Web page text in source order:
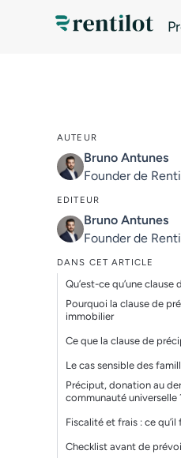
AUTEUR
Bruno Antunes
Founder de
EDITEUR
Bruno Antunes
Founder de
DANS CET ARTICLE
Qu’est-ce qu’une clause
Pourquoi la clause de
immobilier
Ce que la clause de
Le cas sensible des
Préciput, donation au
communauté universelle
Fiscalité et frais : ce
Checklist avant de